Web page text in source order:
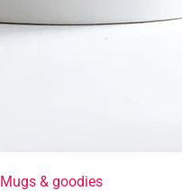
Mugs & goodies